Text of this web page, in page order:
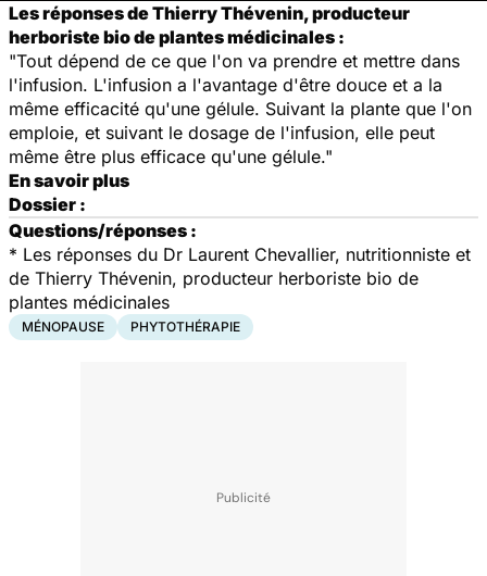
Les réponses de Thierry Thévenin, producteur
herboriste bio de plantes médicinales :
"Tout dépend de ce que l'on va prendre et mettre dans
l'infusion. L'infusion a l'avantage d'être douce et a la
même efficacité qu'une gélule. Suivant la plante que l'on
emploie, et suivant le dosage de l'infusion, elle peut
même être plus efficace qu'une gélule."
En savoir plus
Dossier :
Questions/réponses :
* Les réponses du Dr Laurent Chevallier, nutritionniste et
de Thierry Thévenin, producteur herboriste bio de
plantes médicinales
MÉNOPAUSE PHYTOTHÉRAPIE